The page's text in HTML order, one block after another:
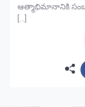
ఆత్మాభిమానానికి